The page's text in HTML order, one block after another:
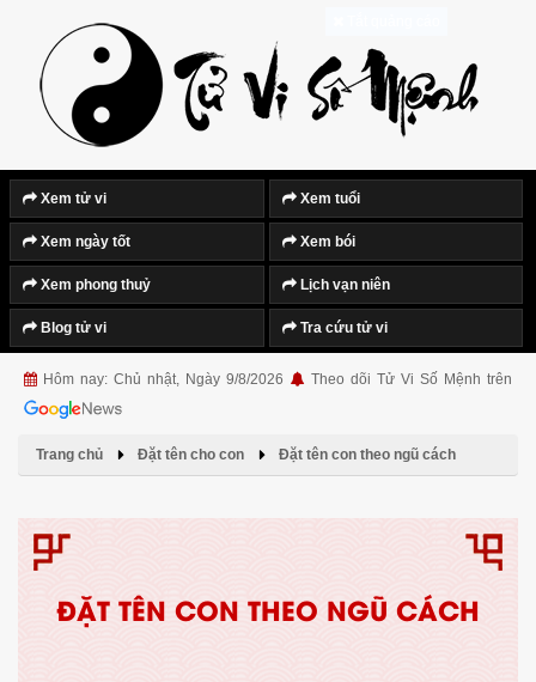
Xem tử vi Xem tuổi
Xem ngày tốt Xem bói
Xem phong thuỷ Lịch vạn niên
Blog tử vi Tra cứu tử vi
Hôm nay: Chủ nhật, Ngày 9/8/2026 Theo dõi Tử Vi Số Mệnh trên
Trang chủ Đặt tên cho con Đặt tên con theo ngũ cách
ĐẶT TÊN CON THEO NGŨ CÁCH